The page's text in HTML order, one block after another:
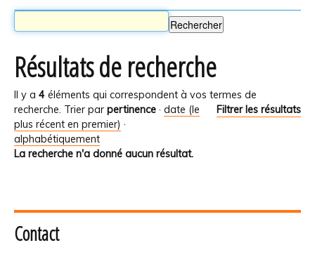
Résultats de recherche
Il y a 4 éléments qui correspondent à vos termes de
recherche.
Filtrer les résultats
Trier par pertinence · date (le
plus récent en premier) ·
alphabétiquement
La recherche n'a donné aucun résultat.
Contact